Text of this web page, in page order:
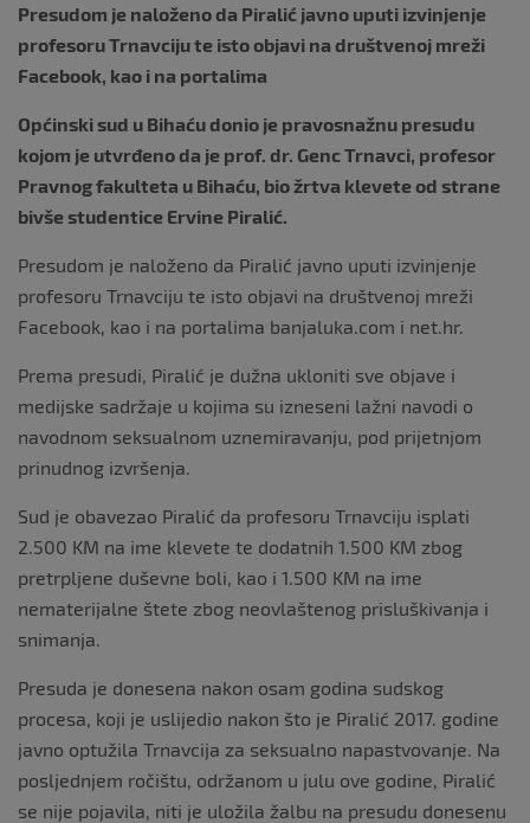
Presudom je naloženo da Piralić javno uputi izvinjenje
profesoru Trnavciju te isto objavi na društvenoj mreži
Facebook, kao i na portalima
Općinski sud u Bihaću donio je pravosnažnu presudu
kojom je utvrđeno da je prof. dr. Genc Trnavci, profesor
Pravnog fakulteta u Bihaću, bio žrtva klevete od strane
bivše studentice Ervine Piralić.
Presudom je naloženo da Piralić javno uputi izvinjenje
profesoru Trnavciju te isto objavi na društvenoj mreži
Facebook, kao i na portalima banjaluka.com i net.hr.
Prema presudi, Piralić je dužna ukloniti sve objave i
medijske sadržaje u kojima su izneseni lažni navodi o
navodnom seksualnom uznemiravanju, pod prijetnjom
prinudnog izvršenja.
Sud je obavezao Piralić da profesoru Trnavciju isplati
2.500 KM na ime klevete te dodatnih 1.500 KM zbog
pretrpljene duševne boli, kao i 1.500 KM na ime
nematerijalne štete zbog neovlaštenog prisluškivanja i
snimanja.
Presuda je donesena nakon osam godina sudskog
procesa, koji je uslijedio nakon što je Piralić 2017. godine
javno optužila Trnavcija za seksualno napastvovanje. Na
posljednjem ročištu, održanom u julu ove godine, Piralić
se nije pojavila, niti je uložila žalbu na presudu donesenu